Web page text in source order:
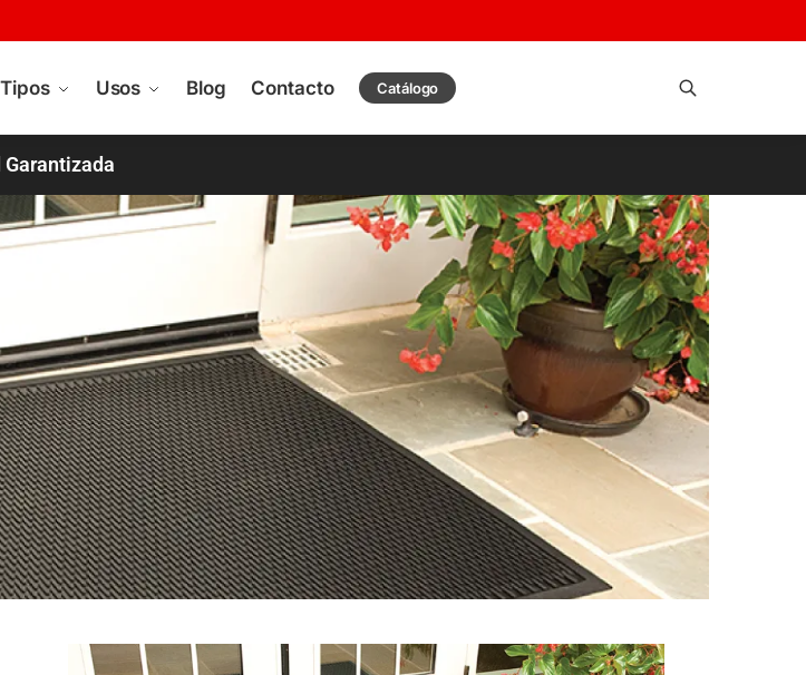
Tipos Usos Blog Contacto Catálogo